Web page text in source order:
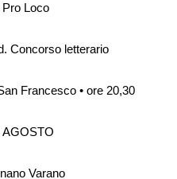
Loco
Concorso letterario
Francesco • ore 20,30
Varano